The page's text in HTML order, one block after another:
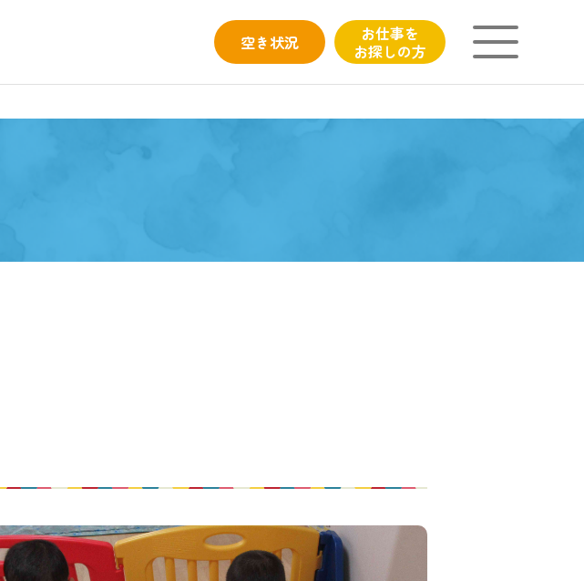
空き状況
お仕事を
お探しの方